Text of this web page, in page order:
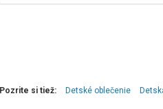
Pozrite si tiež: Detské oblečenie